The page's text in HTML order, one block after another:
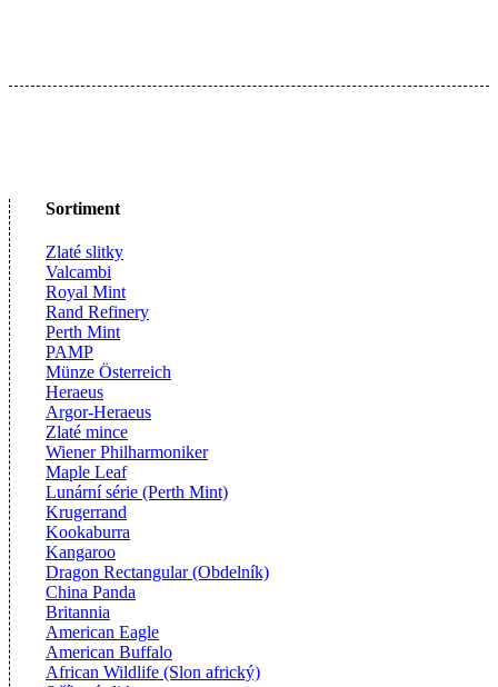
Sortiment
Zlaté slitky
Valcambi
Royal Mint
Rand Refinery
Perth Mint
PAMP
Münze Österreich
Heraeus
Argor-Heraeus
Zlaté mince
Wiener Philharmoniker
Maple Leaf
Lunární série (Perth Mint)
Krugerrand
Kookaburra
Kangaroo
Dragon Rectangular (Obdelník)
China Panda
Britannia
American Eagle
American Buffalo
African Wildlife (Slon africký)